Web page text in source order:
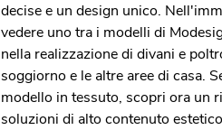
decise e un design unico.
vedere uno tra i modelli di
nella realizzazione di divani e
soggiorno e le altre aree di casa.
modello in tessuto, scopri ora un
soluzioni di alto contenuto